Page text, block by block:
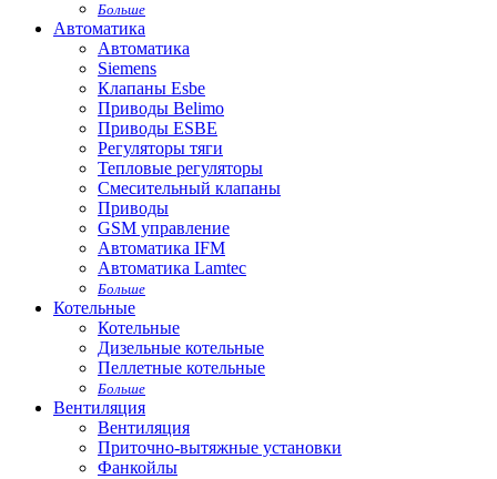
Больше
Автоматика
Автоматика
Siemens
Клапаны Esbe
Приводы Belimo
Приводы ESBE
Регуляторы тяги
Тепловые регуляторы
Cмесительный клапаны
Приводы
GSM управление
Автоматика IFM
Автоматика Lamtec
Больше
Котельные
Котельные
Дизельные котельные
Пеллетные котельные
Больше
Вентиляция
Вентиляция
Приточно-вытяжные установки
Фанкойлы